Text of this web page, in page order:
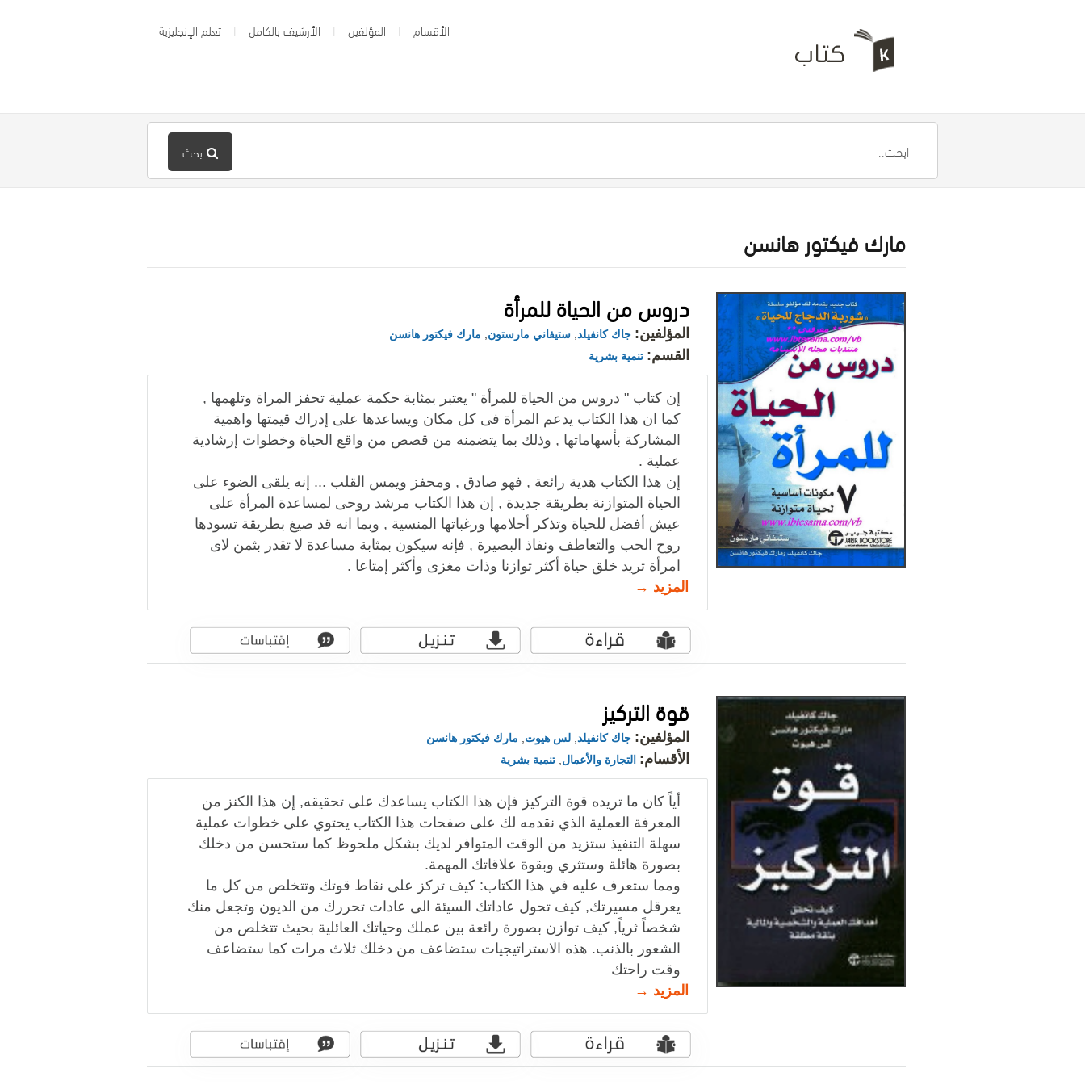
الأقسام المؤلفين الأرشيف بالكامل تعلم الإنجليزية
بحث
مارك فيكتور هانسن
دروس من الحياة للمرأة
المؤلفين: جاك كانفيلد ستيفاني مارستون مارك فيكتور هانسن
القسم: تنمية بشرية
إن كتاب " دروس من الحياة للمرأة " يعتبر بمثابة حكمة عملية تحفز المراة وتلهمها ,
كما ان هذا الكتاب يدعم المرأة فى كل مكان ويساعدها على إدراك قيمتها واهمية
المشاركة بأسهاماتها , وذلك بما يتضمنه من قصص من واقع الحياة وخطوات إرشادية
عملية .
إن هذا الكتاب هدية رائعة , فهو صادق , ومحفز ويمس القلب ... إنه يلقى الضوء على
الحياة المتوازنة بطريقة جديدة , إن هذا الكتاب مرشد روحى لمساعدة المرأة على
عيش أفضل للحياة وتذكر أحلامها ورغباتها المنسية , وبما انه قد صيغ بطريقة تسودها
روح الحب والتعاطف ونفاذ البصيرة , فإنه سيكون بمثابة مساعدة لا تقدر بثمن لاى
امرأة تريد خلق حياة أكثر توازنا وذات مغزى وأكثر إمتاعا .
المزيد →
قوة التركيز
المؤلفين: جاك كانفيلد لس هيوت مارك فيكتور هانسن
الأقسام: التجارة والأعمال تنمية بشرية
أياً كان ما تريده قوة التركيز فإن هذا الكتاب يساعدك على تحقيقه, إن هذا الكنز من
المعرفة العملية الذي نقدمه لك على صفحات هذا الكتاب يحتوي على خطوات عملية
سهلة التنفيذ ستزيد من الوقت المتوافر لديك بشكل ملحوظ كما ستحسن من دخلك
بصورة هائلة وستثري وبقوة علاقاتك المهمة.
ومما ستعرف عليه في هذا الكتاب: كيف تركز على نقاط قوتك وتتخلص من كل ما
يعرقل مسيرتك, كيف تحول عاداتك السيئة الى عادات تحررك من الديون وتجعل منك
شخصاً ثرياً, كيف توازن بصورة رائعة بين عملك وحياتك العائلية بحيث تتخلص من
الشعور بالذنب. هذه الاستراتيجيات ستضاعف من دخلك ثلاث مرات كما ستضاعف
وقت راحتك
المزيد →